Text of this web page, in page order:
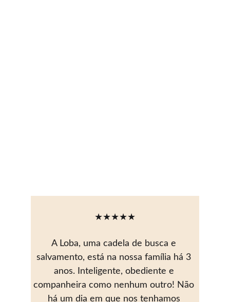
A Loba, uma cadela de busca e
salvamento, está na nossa família há 3
anos. Inteligente, obediente e
companheira como nenhum outro! Não
há um dia em que nos tenhamos
★★★★★